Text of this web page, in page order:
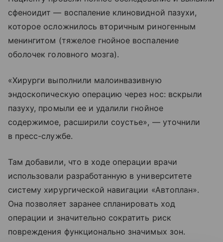
сфеноидит — воспаление клиновидной пазухи,
которое осложнилось вторичным риногенным
менингитом (тяжелое гнойное воспаление
оболочек головного мозга).
«Хирурги выполнили малоинвазивную
эндоскопическую операцию через нос: вскрыли
пазуху, промыли ее и удалили гнойное
содержимое, расширили соустье», — уточнили
в пресс-службе.
Там добавили, что в ходе операции врачи
использовали разработанную в университете
систему хирургической навигации «Автоплан».
Она позволяет заранее спланировать ход
операции и значительно сократить риск
повреждения функционально значимых зон.